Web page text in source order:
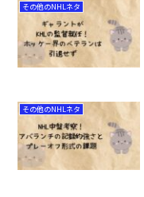
その他のNHLネタ
その他のNHLネタ